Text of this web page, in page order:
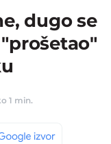
dugo se
1 min.